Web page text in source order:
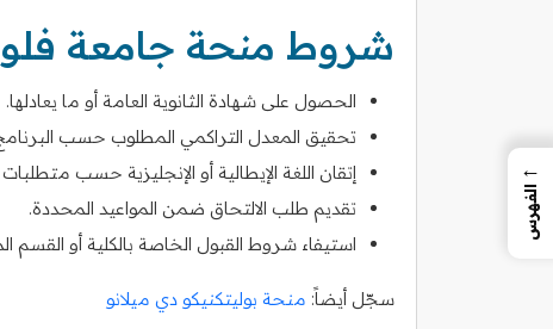
شروط منحة جامعة
الحصول على شهادة الثانوية العامة أو ما يعادلها.
تحقيق المعدل التراكمي المطلوب حسب
إتقان اللغة الإيطالية أو الإنجليزية حسب
تقديم طلب الالتحاق ضمن المواعيد المحددة.
استيفاء شروط القبول الخاصة بالكلية أو القسم
سجّل أيضاً: منحة بوليتكنيكو دي ميلانو
←
الفهرس